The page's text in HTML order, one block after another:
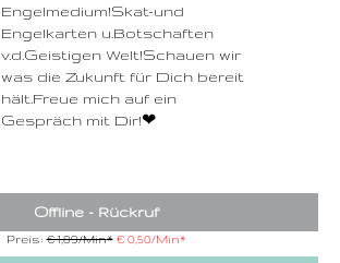
Engelmedium!Skat-und
Engelkarten u.Botschaften
v.d.Geistigen Welt!Schauen wir
was die Zukunft für Dich bereit
hält.Freue mich auf ein
Gespräch mit Dir!❤ ️
Offline - Rückruf
Preis:€ 1,89/Min* € 0,50/Min*